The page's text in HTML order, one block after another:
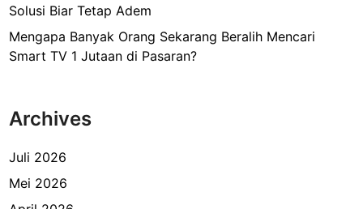
Solusi Biar Tetap Adem
Mengapa Banyak Orang Sekarang Beralih Mencari
Smart TV 1 Jutaan di Pasaran?
Archives
Juli 2026
Mei 2026